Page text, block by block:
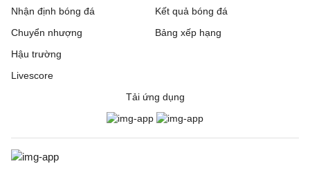
Nhận định bóng đá
Chuyển nhượng
Hậu trường
Livescore
Kết quả bóng đá
Bảng xếp hạng
Tải ứng dụng